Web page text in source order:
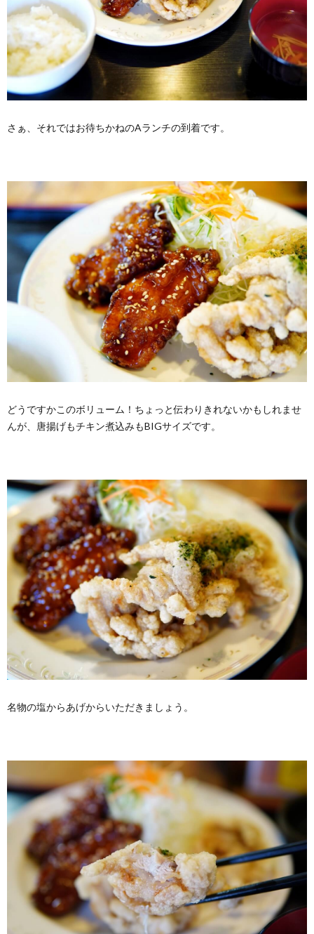
さぁ、それではお待ちかねのAランチの到着です。
どうですかこのボリューム！ちょっと伝わりきれないかもしれませ
んが、唐揚げもチキン煮込みもBIGサイズです。
名物の塩からあげからいただきましょう。